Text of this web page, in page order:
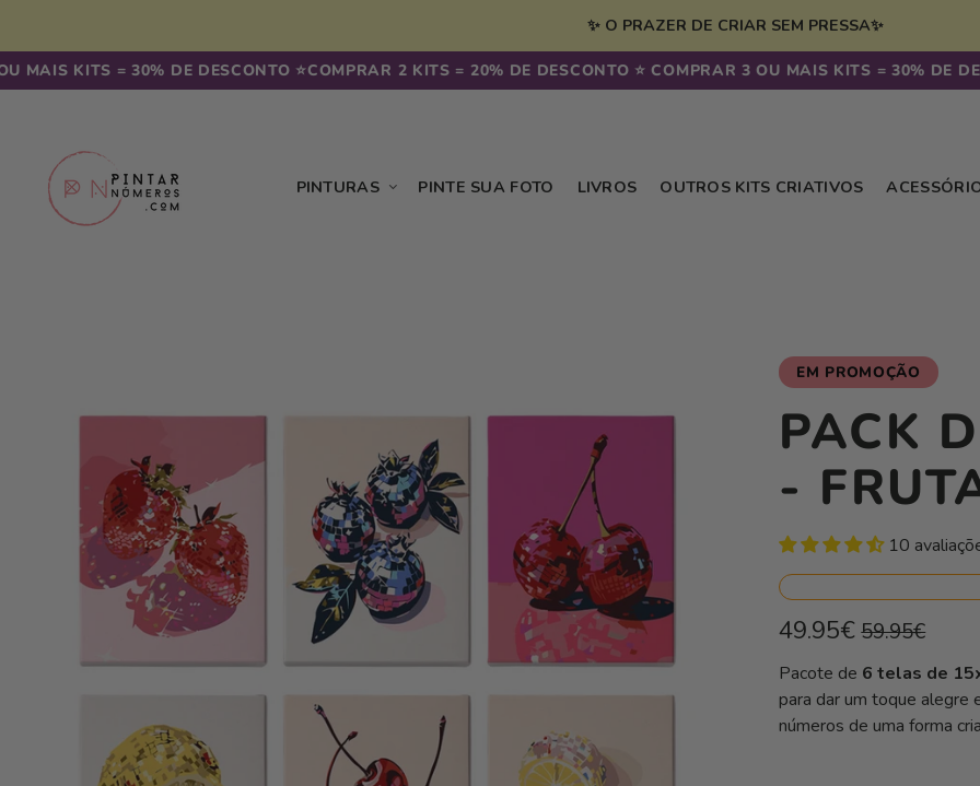
✨ O PRAZER DE CRIAR SEM PRESSA✨
KITS = 30% DE DESCONTO ⭐️COMPRAR 2 KITS = 20% DE DESCONTO ⭐️ COMPRAR 3 OU MAIS KITS = 30% DE
PINTURAS PINTE SUA FOTO LIVROS OUTROS KITS CRIATIVOS
EM PROMOÇÃO
PACK
-
10
Preço
49.95€
Preço
saldo
59.95€
unitário
por
Pacote de 6 telas de
para dar um toque alegre
números de uma forma